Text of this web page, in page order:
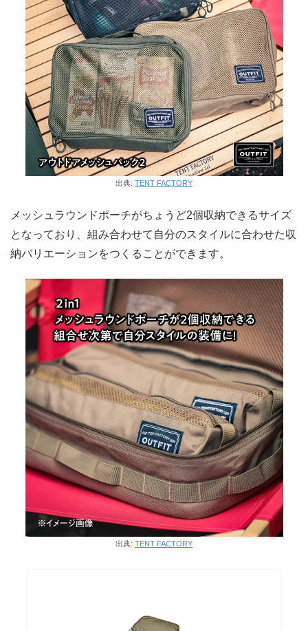
出典: TENT FACTORY
メッシュラウンドポーチがちょうど2個収納できるサイズ
となっており、組み合わせて自分のスタイルに合わせた収
納バリエーションをつくることができます。
出典: TENT FACTORY